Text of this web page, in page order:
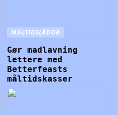
MÅLTIDSLÅDOR
Gør madlavning
lettere med
Betterfeasts
måltidskasser